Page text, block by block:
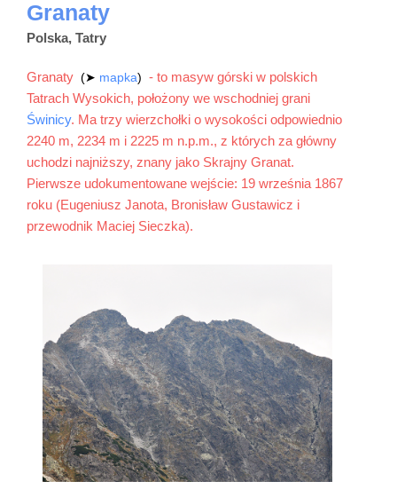
Granaty
Polska, Tatry
Granaty (➤ mapka) - to masyw górski w polskich
Tatrach Wysokich, położony we wschodniej grani
Świnicy. Ma trzy wierzchołki o wysokości odpowiednio
2240 m, 2234 m i 2225 m n.p.m., z których za główny
uchodzi najniższy, znany jako Skrajny Granat.
Pierwsze udokumentowane wejście: 19 września 1867
roku (Eugeniusz Janota, Bronisław Gustawicz i
przewodnik Maciej Sieczka).